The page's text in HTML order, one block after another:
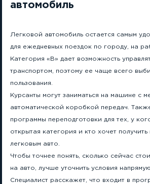
автомобиль
Легковой автомобиль остается самым
для ежедневных поездок по городу, на
Категория «B» дает возможность
транспортом, поэтому ее чаще всего
пользования.
Курсанты могут заниматься на машине с
автоматической коробкой передач.
программы переподготовки для тех, у
открытая категория и кто хочет
легковым авто.
Чтобы точнее понять, сколько сейчас
на авто, лучше уточнить условия
Специалист расскажет, что входит в